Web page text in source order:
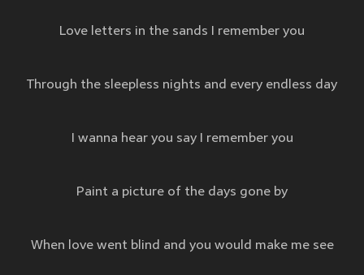
Love letters in the sands I remember you
Through the sleepless nights and every endless day
I wanna hear you say I remember you
Paint a picture of the days gone by
When love went blind and you would make me see